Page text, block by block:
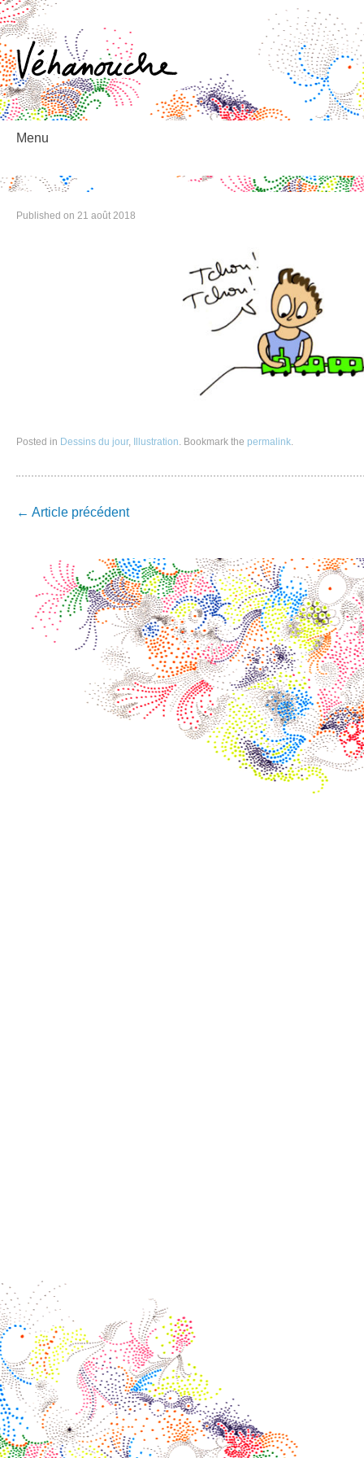
éhanouche
Menu
to
content
Published on 21 août 2018
Posted in Dessins du jour, Illustration . Bookmark the permalink
Post
← Article précédent